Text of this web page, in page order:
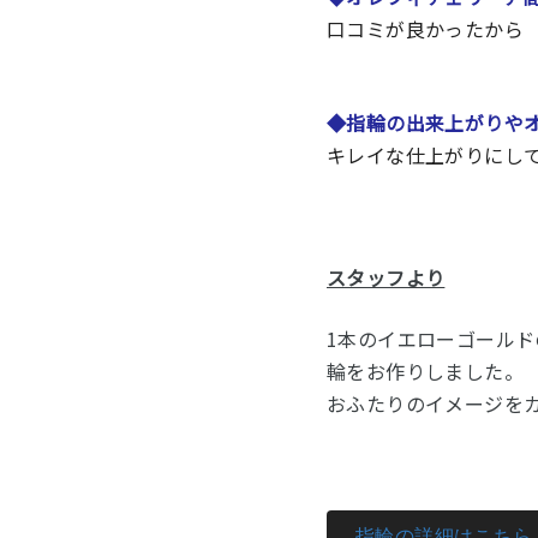
口コミが良かったから
◆指輪の出来上がりや
キレイな仕上がりにし
スタッフより
1本のイエローゴール
輪をお作りしました。
おふたりのイメージを